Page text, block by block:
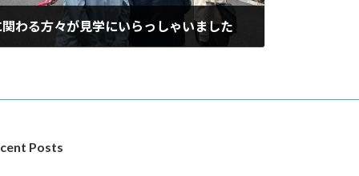
わる方々が見学にいらっしゃいました
Posts